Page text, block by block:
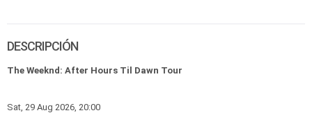
DESCRIPCIÓN
The Weeknd: After Hours Til Dawn Tour
Sat, 29 Aug 2026, 20:00